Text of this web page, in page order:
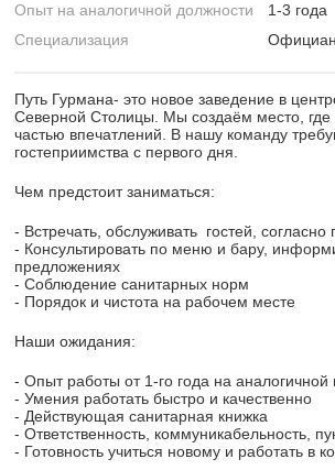
Опыт на аналогичной должности
1-3 года
Специализация
Путь Гурмана- это новое заведение в
Северной Столицы. Мы создаём место, где
частью впечатлений. В нашу команду
гостеприимства с первого дня.
Чем предстоит заниматься:
- Встречать, обслуживать гостей,
- Консультировать по меню и бару,
предложениях
- Соблюдение санитарных норм
- Порядок и чистота на рабочем месте
Наши ожидания:
- Опыт работы от 1-го года на аналогичной
- Умения работать быстро и качественно
- Действующая санитарная книжка
- Ответственность, коммуникабельность,
- Готовность учиться новому и работать в